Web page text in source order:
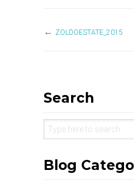
← ZOLDOESTATE_2015
Search
Blog